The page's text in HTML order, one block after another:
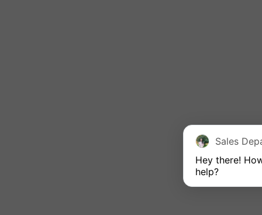
Hey there!
help?